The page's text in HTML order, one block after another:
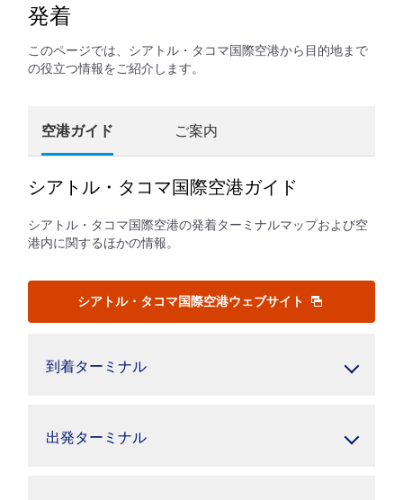
発着
このページでは、シアトル・タコマ国際空港から目的地まで
の役立つ情報をご紹介します。
空港ガイド ご案内
シアトル・タコマ国際空港ガイド
シアトル・タコマ国際空港の発着ターミナルマップおよび空
港内に関するほかの情報。
シアトル・タコマ国際空港ウェブサイト
到着ターミナル
出発ターミナル